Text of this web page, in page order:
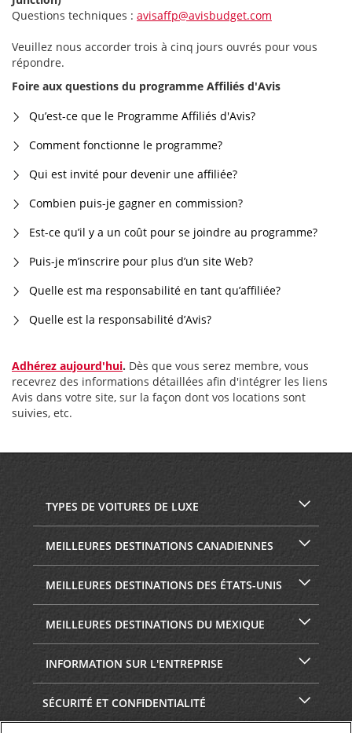
Questions techniques : avisaffp@avisbudget.com
Veuillez nous accorder trois à cinq jours ouvrés pour vous
répondre.
Foire aux questions du programme Affiliés d'Avis
Qu’est-ce que le Programme Affiliés d'Avis?
Comment fonctionne le programme?
Qui est invité pour devenir une affiliée?
Combien puis-je gagner en commission?
Est-ce qu’il y a un coût pour se joindre au programme?
Puis-je m’inscrire pour plus d’un site Web?
Quelle est ma responsabilité en tant qu’affiliée?
Quelle est la responsabilité d’Avis?
Adhérez aujourd'hui. Dès que vous serez membre, vous
recevrez des informations détaillées afin d'intégrer les liens
Avis dans votre site, sur la façon dont vos locations sont
suivies, etc.
TYPES DE VOITURES DE LUXE
MEILLEURES DESTINATIONS CANADIENNES
MEILLEURES DESTINATIONS DES ÉTATS-UNIS
MEILLEURES DESTINATIONS DU MEXIQUE
INFORMATION SUR L'ENTREPRISE
SÉCURITÉ ET CONFIDENTIALITÉ